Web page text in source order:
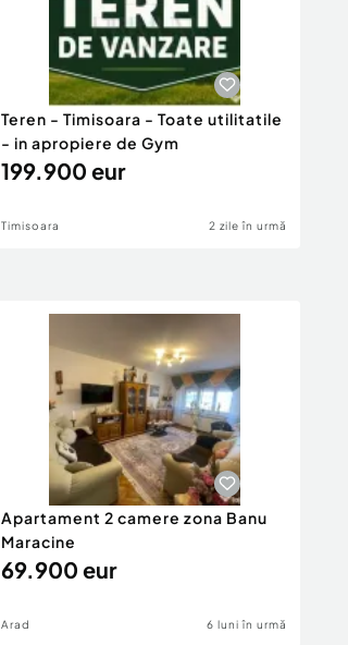
Teren - Timisoara - Toate utilitatile
- in apropiere de Gym
199.900 eur
Timisoara 2 zile în urmă
Apartament 2 camere zona Banu
Maracine
69.900 eur
Arad 6 luni în urmă